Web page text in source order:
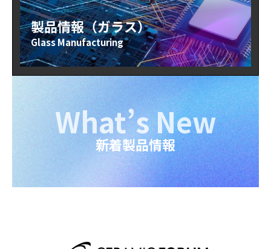
製品情報（ガラス）
Glass Manufacturing
What’s New
新着製品情報